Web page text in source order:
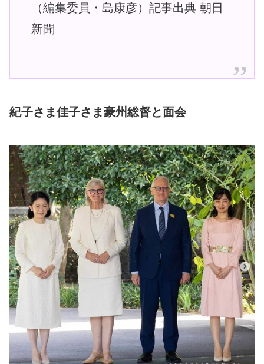
（編集委員・島康彦）記事出典 朝日
新聞
紀子さま佳子さま豪州総督と面会